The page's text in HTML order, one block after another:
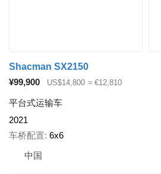
Shacman SX2150
¥99,900
US$14,800 ≈ €12,810
平台式运输车
2021
车桥配置 6x6
中国